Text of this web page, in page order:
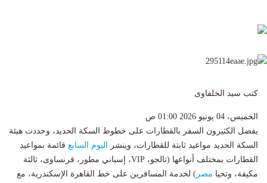
كتب سيد الخلفاوى
الخميس، 04 يونيو 2026 01:00 ص
يفضل الكثيرون السفر بالقطارات على خطوط السكة الحديد، وحددت هيئة
السكة الحديد مواعيد ثابتة للقطارات، وينشر
اليوم السابع قائمة بمواعيد
القطارات بمختلف أنواعها (تالجو، VIP، إسباني مطور، فرنساوى، ثالثة
مكيفة، وتحيا مصر ) لخدمة المسافرين على خط القاهرة الإسكندرية، مع